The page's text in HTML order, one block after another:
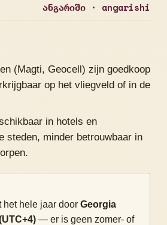
ანგარიში · angarishi
(Magti, Geocell) zijn goedkoop
op het vliegveld of in de
in hotels en
steden, minder betrouwbaar in
het hele jaar door Georgia
— er is geen zomer- of